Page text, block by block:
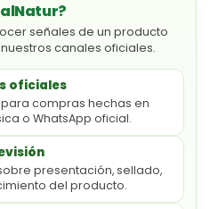
señales de un producto
canales oficiales.
oficiales
compras hechas en
o WhatsApp oficial.
presentación, sellado,
del producto.